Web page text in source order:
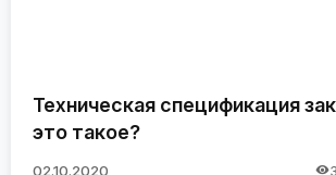
Техническая спецификация
это такое?
02.10.2020